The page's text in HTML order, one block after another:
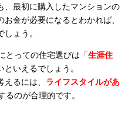
、最初に購入したマンションの
金が必要になるとわかれば、
ょう。
とっての住宅選びは「生涯住
といえるでしょう。
るには、 ライフスタイルがあ
るのが合理的です。